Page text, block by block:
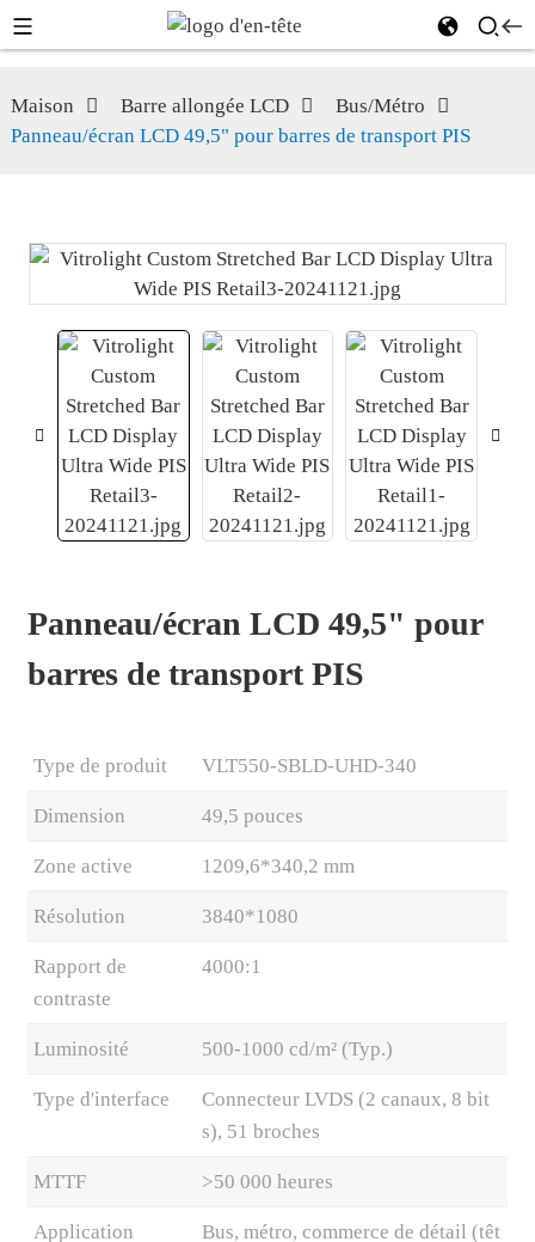
Maison Barre allongée LCD
Bus/Métro
Panneau/écran LCD 49,5" pour barres de transport PIS
Panneau/écran LCD 49,5" pour
barres de transport PIS
Type de produit VLT550-SBLD-UHD-340
Dimension 49,5 pouces
Zone active 1209,6*340,2 mm
Résolution 3840*1080
Rapport de
contraste
4000:1
Luminosité 500-1000 cd/m² (Typ.)
Type d'interface
Connecteur LVDS (2 canaux, 8 bit
s), 51 broches
MTTF >50 000 heures
Application
Bus, métro, commerce de détail (têt